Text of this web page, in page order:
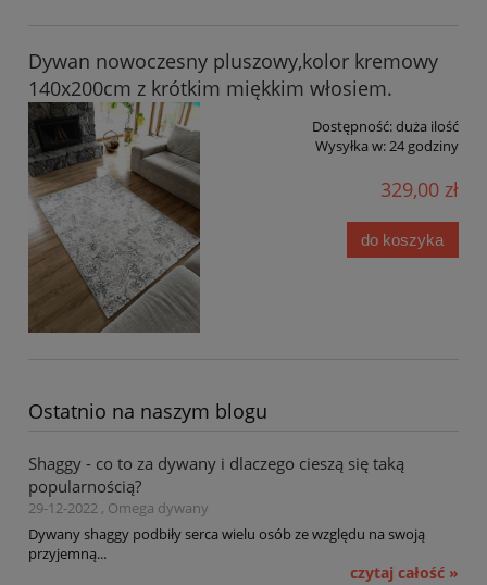
Dywan nowoczesny pluszowy,kolor kremowy
140x200cm z krótkim miękkim włosiem.
Dostępność:duża ilość
Wysyłka w:24 godziny
329,00 zł
do koszyka
Ostatnio na naszym blogu
Shaggy - co to za dywany i dlaczego cieszą się taką
popularnością?
29-12-2022 , Omega dywany
Dywany shaggy podbiły serca wielu osób ze względu na swoją
przyjemną...
czytaj całość »